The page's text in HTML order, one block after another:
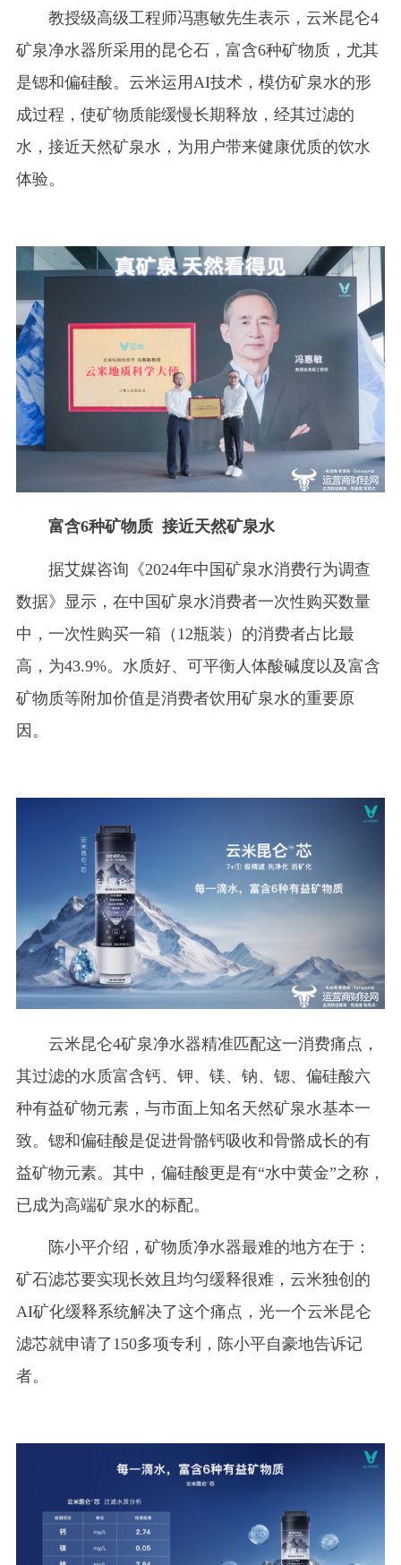
教授级高级工程师冯惠敏先生表示，云米昆仑4
矿泉净水器所采用的昆仑石，富含6种矿物质，尤其
是锶和偏硅酸。云米运用AI技术，模仿矿泉水的形
成过程，使矿物质能缓慢长期释放，经其过滤的
水，接近天然矿泉水，为用户带来健康优质的饮水
体验。
富含6种矿物质 接近天然矿泉水
据艾媒咨询《2024年中国矿泉水消费行为调查
数据》显示，在中国矿泉水消费者一次性购买数量
中，一次性购买一箱（12瓶装）的消费者占比最
高，为43.9%。水质好、可平衡人体酸碱度以及富含
矿物质等附加价值是消费者饮用矿泉水的重要原
因。
云米昆仑4矿泉净水器精准匹配这一消费痛点，
其过滤的水质富含钙、钾、镁、钠、锶、偏硅酸六
种有益矿物元素，与市面上知名天然矿泉水基本一
致。锶和偏硅酸是促进骨骼钙吸收和骨骼成长的有
益矿物元素。其中，偏硅酸更是有“水中黄金”之称，
已成为高端矿泉水的标配。
陈小平介绍，矿物质净水器最难的地方在于：
矿石滤芯要实现长效且均匀缓释很难，云米独创的
AI矿化缓释系统解决了这个痛点，光一个云米昆仑
滤芯就申请了150多项专利，陈小平自豪地告诉记
者。